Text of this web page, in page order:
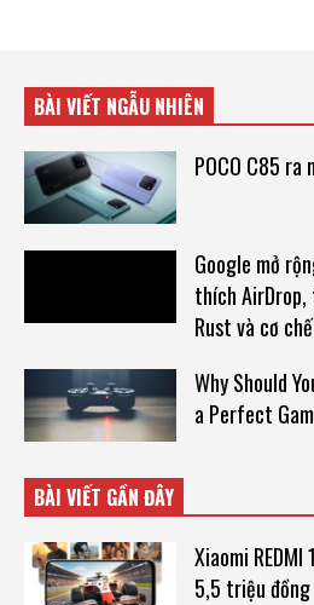
BÀI VIẾT NGẪU NHIÊN
POCO C85
Google mở
thích AirDrop,
Rust và cơ
Why Should
a Perfect
BÀI VIẾT GẦN ĐÂY
Xiaomi
5,5 triệu đồng